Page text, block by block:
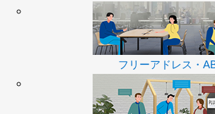
フリーアドレス・